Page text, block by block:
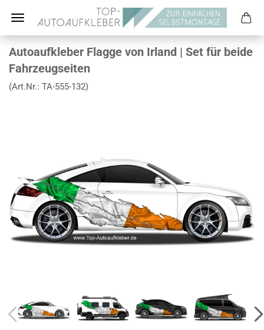
Autoaufkleber Flagge von Irland | Set für beide
Fahrzeugseiten
(Art.Nr.: TA-555-132)